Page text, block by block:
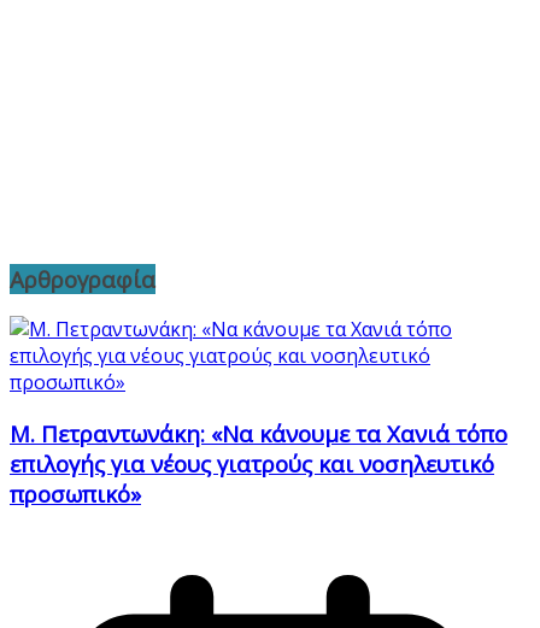
Αρθρογραφία
Μ. Πετραντωνάκη: «Να κάνουμε τα Χανιά τόπο
επιλογής για νέους γιατρούς και νοσηλευτικό
προσωπικό»